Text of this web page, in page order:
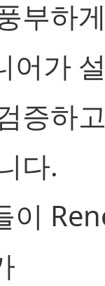
부하
어가
증하
다.
이